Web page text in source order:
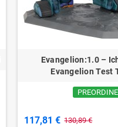
Evangelion:1.0 –
Evangelion Test
117,81 € 130,89 €